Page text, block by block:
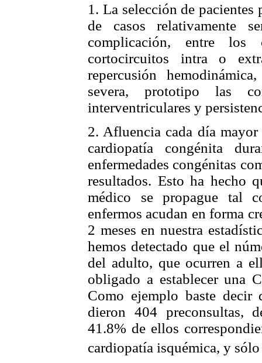
1. La selección de
de casos relativamente
complicación, entre los
cortocircuitos intra o
repercusión
severa, prototipo las
interventriculares y
2. Afluencia cada día
cardiopatía congénita
enfermedades congénitas
resultados. Esto ha hecho
médico se propague tal
enfermos acudan en forma
2 meses en nuestra
hemos detectado que el
del adulto, que ocurren a
obligado a establecer una
Como ejemplo baste
dieron 404 preconsultas,
41.8% de ellos
cardiopatía isquémica, y